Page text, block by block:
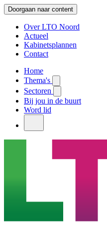
Doorgaan naar content
Over LTO Noord
Actueel
Kabinetsplannen
Contact
Home
Thema's
Sectoren
Bij jou in de buurt
Word lid